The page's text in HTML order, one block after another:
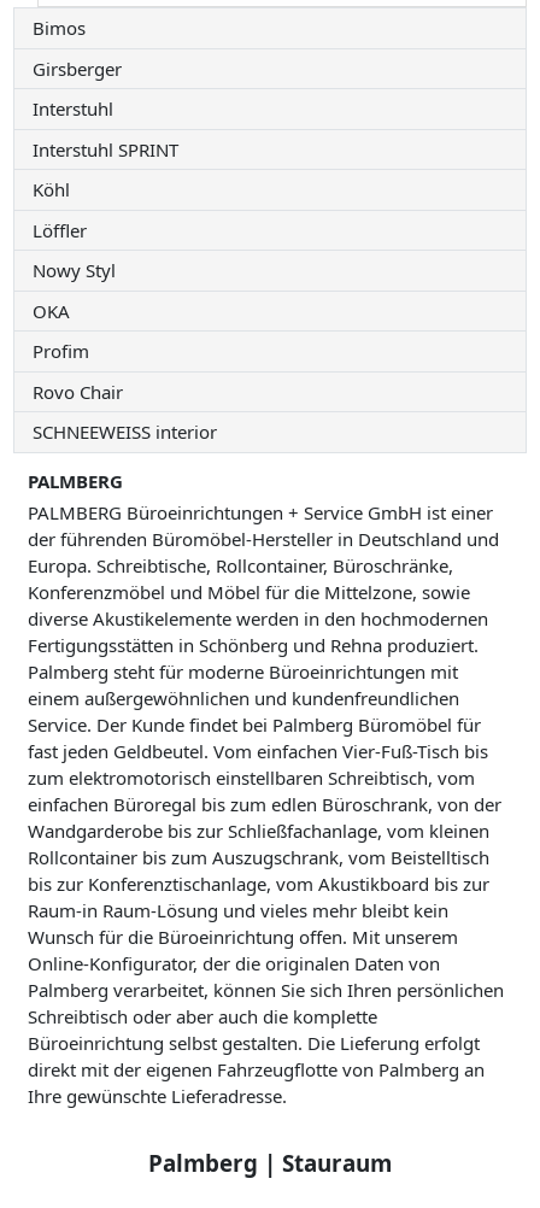
Bimos
Girsberger
Interstuhl
Interstuhl SPRINT
Köhl
Löffler
Nowy Styl
OKA
Profim
Rovo Chair
SCHNEEWEISS interior
PALMBERG
PALMBERG Büroeinrichtungen + Service GmbH ist einer
der führenden Büromöbel-Hersteller in Deutschland und
Europa. Schreibtische, Rollcontainer, Büroschränke,
Konferenzmöbel und Möbel für die Mittelzone, sowie
diverse Akustikelemente werden in den hochmodernen
Fertigungsstätten in Schönberg und Rehna produziert.
Palmberg steht für moderne Büroeinrichtungen mit
einem außergewöhnlichen und kundenfreundlichen
Service. Der Kunde findet bei Palmberg Büromöbel für
fast jeden Geldbeutel. Vom einfachen Vier-Fuß-Tisch bis
zum elektromotorisch einstellbaren Schreibtisch, vom
einfachen Büroregal bis zum edlen Büroschrank, von der
Wandgarderobe bis zur Schließfachanlage, vom kleinen
Rollcontainer bis zum Auszugschrank, vom Beistelltisch
bis zur Konferenztischanlage, vom Akustikboard bis zur
Raum-in Raum-Lösung und vieles mehr bleibt kein
Wunsch für die Büroeinrichtung offen. Mit unserem
Online-Konfigurator, der die originalen Daten von
Palmberg verarbeitet, können Sie sich Ihren persönlichen
Schreibtisch oder aber auch die komplette
Büroeinrichtung selbst gestalten. Die Lieferung erfolgt
direkt mit der eigenen Fahrzeugflotte von Palmberg an
Ihre gewünschte Lieferadresse.
Palmberg | Stauraum